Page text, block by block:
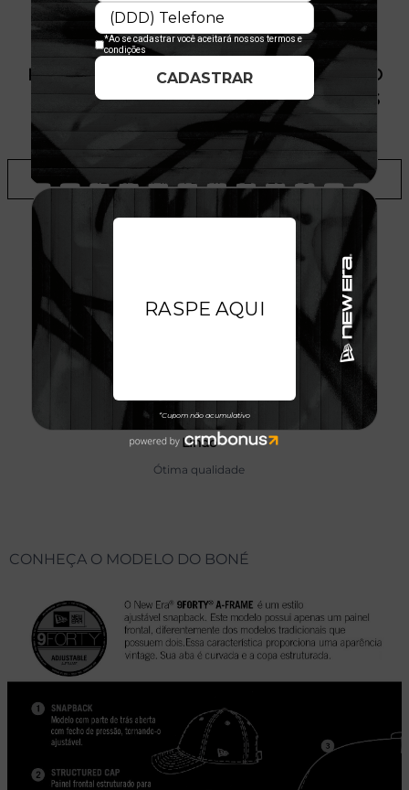
PRODUTO SEM ESTOQUE DÍSPONÍVEL NO
SITE, CONSULTE A DISPONIBILIDADE NAS
LOJAS
ADICIONAR A LISTA DE DESEJOS
AVALIAÇÕES DO PRODUTO
Joseph Jeffy Ammar
18/06/2024
Lindo
Ótima qualidade
CONHEÇA O MODELO DO BONÉ